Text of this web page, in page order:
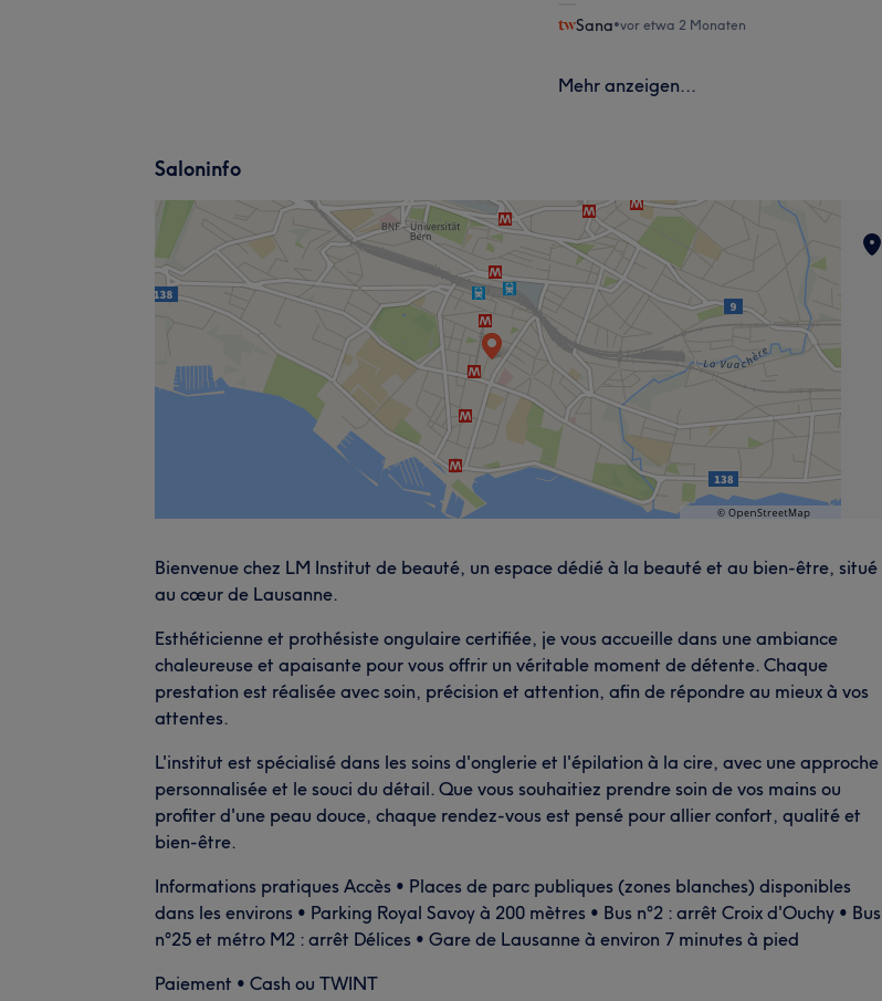
Sana•vor etwa 2 Monaten
Mehr anzeigen...
Saloninfo
Bienvenue chez LM Institut de beauté, un espace dédié à la beauté et au bien-être, situé
au cœur de Lausanne.
Esthéticienne et prothésiste ongulaire certifiée, je vous accueille dans une ambiance
chaleureuse et apaisante pour vous offrir un véritable moment de détente. Chaque
prestation est réalisée avec soin, précision et attention, afin de répondre au mieux à vos
attentes.
L'institut est spécialisé dans les soins d'onglerie et l'épilation à la cire, avec une approche
personnalisée et le souci du détail. Que vous souhaitiez prendre soin de vos mains ou
profiter d'une peau douce, chaque rendez-vous est pensé pour allier confort, qualité et
bien-être.
Informations pratiques Accès • Places de parc publiques (zones blanches) disponibles
dans les environs • Parking Royal Savoy à 200 mètres • Bus n°2 : arrêt Croix d'Ouchy • Bus
n°25 et métro M2 : arrêt Délices • Gare de Lausanne à environ 7 minutes à pied
Paiement • Cash ou TWINT